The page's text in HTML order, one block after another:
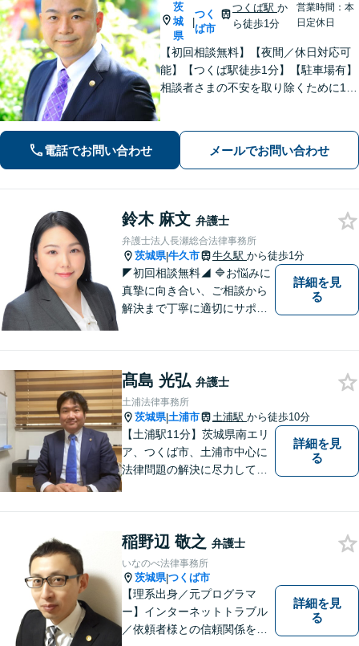
茨
城
県
|
つく
ば市
つくば駅か
ら徒歩1分
営業時間：本
日定休日
【初回相談無料】【夜間／休日対応可
能】【つくば駅徒歩1分】【駐車場有】
相談者さまの不安を取り除くために1件
することを心がけています。まずはお
気軽にお問い合わせください。
電話でお問い合わせ メールでお問い合わせ
鈴木 麻文 弁護士
弁護士法人長瀬総合法律事務所
茨城県|牛久市 牛久駅 から徒歩1分
◤初回相談無料◢ 🔷お悩みに
真摯に向き合い、ご相談から
解決まで丁寧に適切にサポー
歩を踏み出しましょう。お気
軽にお問い合わせください。
詳細を見
る
髙島 光弘 弁護士
土浦法律事務所
茨城県|土浦市 土浦駅 から徒歩10分
【土浦駅11分】茨城県南エリ
ア、つくば市、土浦市中心に
法律問題の解決に尽力してお
ら、お気軽にご相談くださ
い。
詳細を見
る
稲野辺 敬之 弁護士
いなのべ法律事務所
茨城県|つくば市
【理系出身／元プログラマ
ー】インターネットトラブル
／依頼者様との信頼関係を第
詳細を見
る